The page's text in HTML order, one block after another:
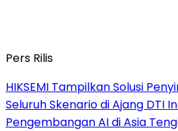
Pers Rilis
HIKSEMI Tampilkan Solusi
Seluruh Skenario di Ajang DTI
Pengembangan AI di Asia